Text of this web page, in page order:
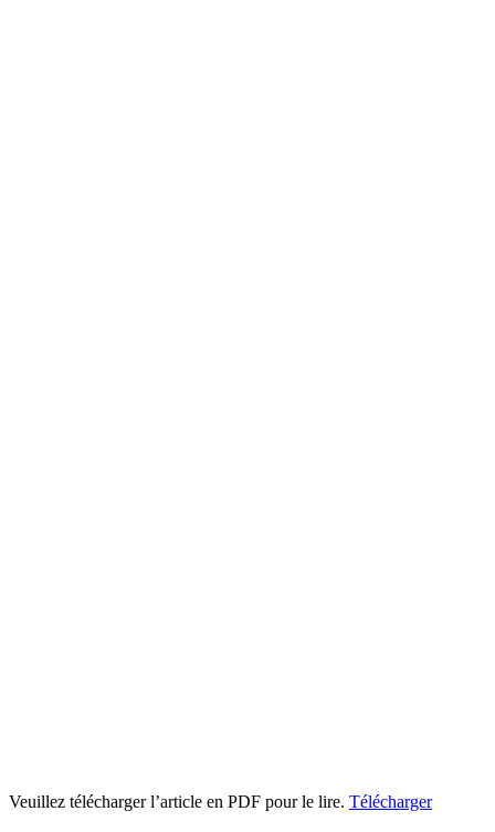
Veuillez télécharger l’article en PDF pour le lire. Télécharger